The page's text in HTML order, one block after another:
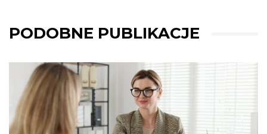
PODOBNE PUBLIKACJE